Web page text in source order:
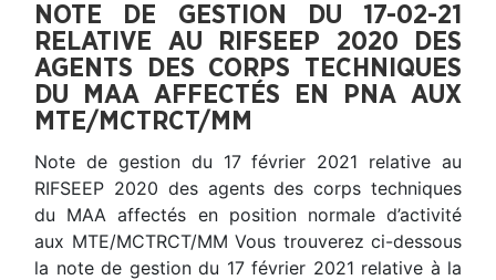
NOTE DE GESTION DU 17-02-21
RELATIVE AU RIFSEEP 2020 DES
AGENTS DES CORPS TECHNIQUES
DU MAA AFFECTÉS EN PNA AUX
MTE/MCTRCT/MM
Note de gestion du 17 février 2021 relative au
RIFSEEP 2020 des agents des corps techniques
du MAA affectés en position normale d’activité
aux MTE/MCTRCT/MM Vous trouverez ci-dessous
la note de gestion du 17 février 2021 relative à la